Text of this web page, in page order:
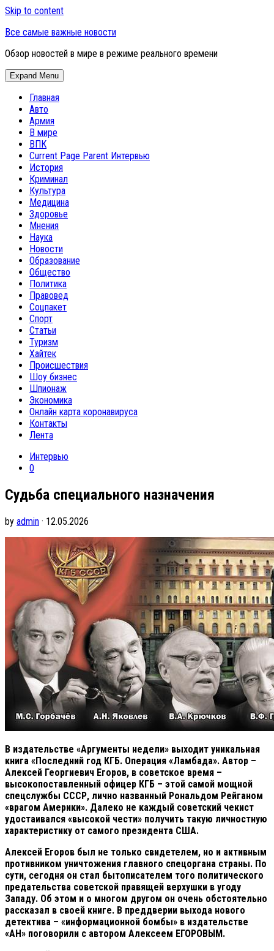
Skip to content
Все самые важные новости
Обзор новостей в мире в режиме реального времени
Expand Menu
Главная
Авто
Армия
В мире
ВПК
Current Page Parent Интервью
История
Криминал
Культура
Медицина
Здоровье
Мнения
Наука
Новости
Образование
Общество
Политика
Правовед
Соцпакет
Спорт
Статьи
Туризм
Хайтек
Происшествия
Шоу бизнес
Шпионаж
Экономика
Онлайн карта коронавируса
Контакты
Лента
Интервью
0
Судьба специального назначения
by admin · 12.05.2026
В издательстве «Аргументы недели» выходит уникальная
книга «Последний год КГБ. Операция «Ламбада». Автор –
Алексей Георгиевич Егоров, в советское время –
высокопоставленный офицер КГБ – этой самой мощной
спецслужбы СССР, лично названный Рональдом Рейганом
«врагом Америки». Далеко не каждый советский чекист
удостаивался «высокой чести» получить такую личностную
характеристику от самого президента США.
Алексей Егоров был не только свидетелем, но и активным
противником уничтожения главного спецоргана страны. По
сути, сегодня он стал бытописателем того политического
предательства советской правящей верхушки в угоду
Западу. Об этом и о многом другом он очень обстоятельно
рассказал в своей книге. В преддверии выхода нового
детектива – «информационной бомбы» в издательстве
«АН» поговорили с автором Алексеем ЕГОРОВЫМ.